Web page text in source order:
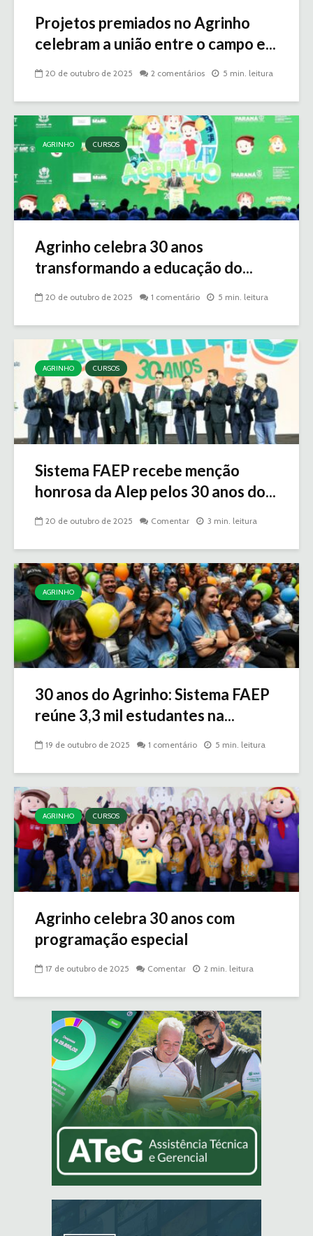
Projetos premiados no Agrinho
celebram a união entre o campo e...
20 de outubro de 2025 2 comentários 5 min. leitura
AGRINHO CURSOS
Agrinho celebra 30 anos
transformando a educação do...
20 de outubro de 2025 1 comentário 5 min. leitura
AGRINHO CURSOS
Sistema FAEP recebe menção
honrosa da Alep pelos 30 anos do...
20 de outubro de 2025 Comentar 3 min. leitura
AGRINHO
30 anos do Agrinho: Sistema FAEP
reúne 3,3 mil estudantes na...
19 de outubro de 2025 1 comentário 5 min. leitura
AGRINHO CURSOS
Agrinho celebra 30 anos com
programação especial
17 de outubro de 2025 Comentar 2 min. leitura